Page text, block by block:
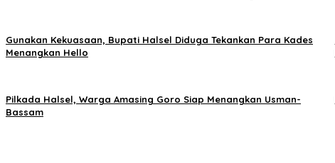
Gunakan Kekuasaan, Bupati Halsel Diduga Tekankan Para Kades
Menangkan Hello
Pilkada Halsel, Warga Amasing Goro Siap Menangkan Usman-
Bassam